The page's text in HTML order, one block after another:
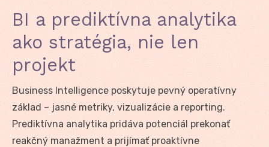
BI a prediktívna analytika
ako stratégia, nie len
projekt
Business Intelligence poskytuje pevný operatívny
základ – jasné metriky, vizualizácie a reporting.
Prediktívna analytika pridáva potenciál prekonať
reakčný manažment a prijímať proaktívne